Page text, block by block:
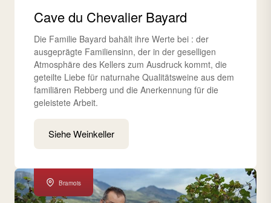
Cave du Chevalier Bayard
Die Familie Bayard bahält ihre Werte bei : der
ausgeprägte Familiensinn, der in der geselligen
Atmosphäre des Kellers zum Ausdruck kommt, die
geteilte Liebe für naturnahe Qualitätsweine aus dem
familiären Rebberg und die Anerkennung für die
geleistete Arbeit.
Siehe Weinkeller
Bramois